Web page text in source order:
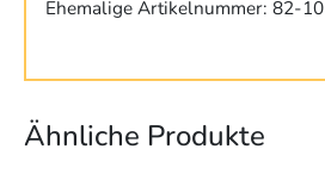
Ehemalige Artikelnummer: 82-
Ähnliche Produkte